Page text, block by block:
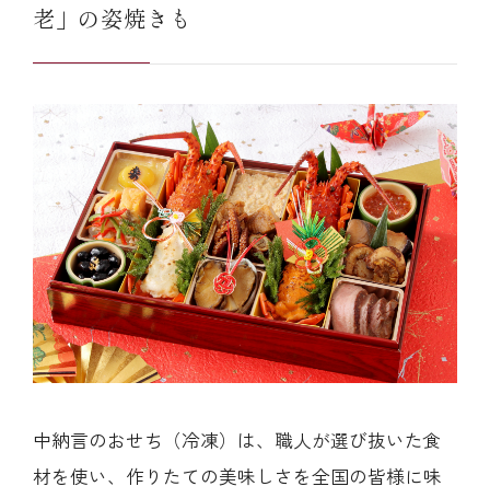
老」の姿焼きも
中納言のおせち（冷凍）は、職人が選び抜いた食
材を使い、作りたての美味しさを全国の皆様に味